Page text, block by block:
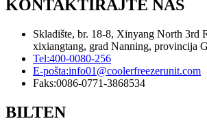
KONTAKTIRAJTE NAS
Skladište, br. 18-8, Xinyang North 3rd
xixiangtang, grad Nanning, provincija
Tel:400-0080-256
E-pošta:info01@coolerfreezerunit.com
Faks:0086-0771-3868534
BILTEN